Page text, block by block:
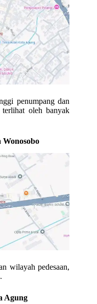
penumpang dan
terlihat oleh banyak
wilayah pedesaan,
Agung